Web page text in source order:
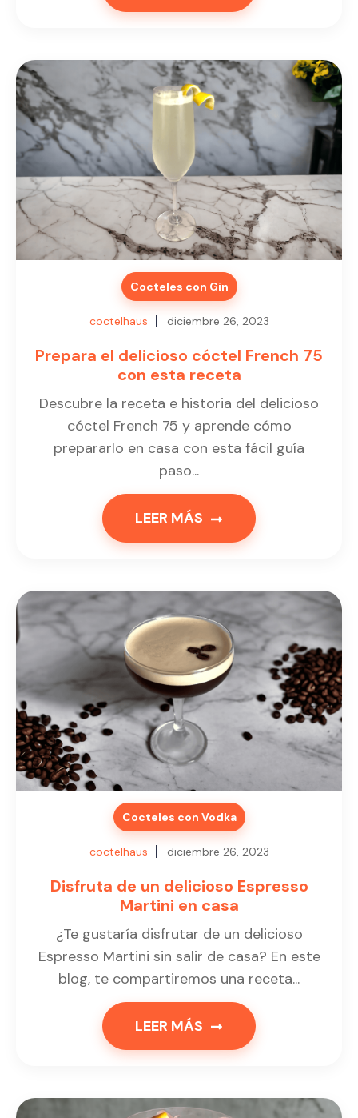
Cocteles con Gin
coctelhaus diciembre 26, 2023
Prepara el delicioso cóctel French 75
con esta receta
Descubre la receta e historia del delicioso
cóctel French 75 y aprende cómo
prepararlo en casa con esta fácil guía
paso...
LEER MÁS
Cocteles con Vodka
coctelhaus diciembre 26, 2023
Disfruta de un delicioso Espresso
Martini en casa
¿Te gustaría disfrutar de un delicioso
Espresso Martini sin salir de casa? En este
blog, te compartiremos una receta...
LEER MÁS